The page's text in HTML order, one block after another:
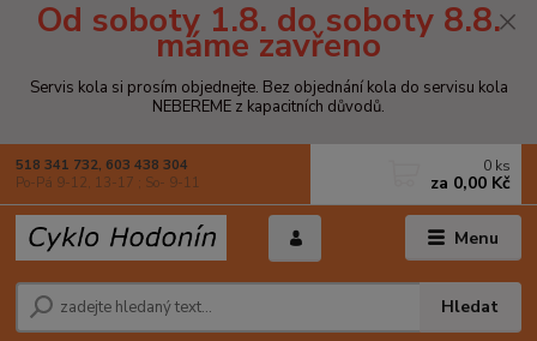
Od soboty 1.8. do soboty 8.8.
máme zavřeno
Servis kola si prosím objednejte. Bez objednání kola do servisu kola
NEBEREME z kapacitních důvodů.
Menu
Hledat
518 341 732, 603 438 304
Po-Pá 9-12, 13-17 ; So- 9-11
0 ks
za 0,00 Kč